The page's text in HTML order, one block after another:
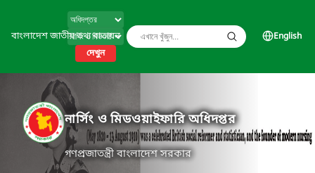
বাংলাদেশ জাতীয় তথ্য বাতায়ন
দেখুন
English
নার্সিং ও মিডওয়াইফারি অধিদপ্তর
গণপ্রজাতন্ত্রী বাংলাদেশ সরকার